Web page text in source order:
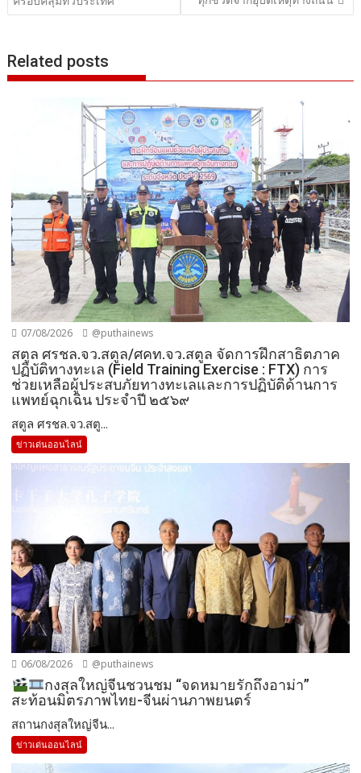
Related posts
07/08/2026 @puthainews
สตูล ศรชล.จว.สตูล/ศคท.จว.สตูล จัดการฝึกสาธิตภาค
ปฏิบัติทางทะเล (Field Training Exercise : FTX) การ
ช่วยเหลือผู้ประสบภัยทางทะเลและการปฏิบัติด้านการ
แพทย์ฉุกเฉิน ประจำปี ๒๕๖๙
สตูล ศรชล.จว.สตู...
ข่าวเด่นออนไลน์
06/08/2026 @puthainews
กงสุลใหญ่จีนชวนชม “จดหมายรักถึงอาม่า”
สะท้อนมิตรภาพไทย-จีนผ่านภาพยนตร์
สถานกงสุลใหญ่จีน...
ข่าวเด่นออนไลน์